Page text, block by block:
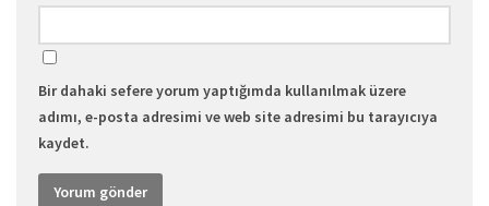
Bir dahaki sefere yorum yaptığımda kullanılmak üzere
adımı, e-posta adresimi ve web site adresimi bu tarayıcıya
kaydet.